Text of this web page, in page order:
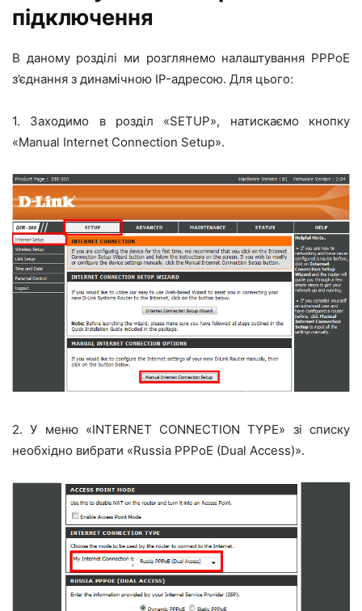
підключення
В даному розділі ми розглянемо налаштування PPPoE
з’єднання з динамічною IP-адресою. Для цього:
1. Заходимо в розділ «SETUP», натискаємо кнопку
«Manual Internet Connection Setup».
2. У меню «INTERNET CONNECTION TYPE» зі списку
необхідно вибрати «Russia PPPoE (Dual Access)».